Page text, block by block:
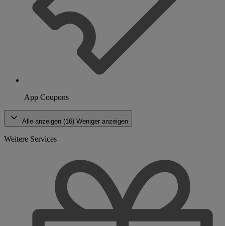
App Coupons
Alle anzeigen (16) Weniger anzeigen
Weitere Services